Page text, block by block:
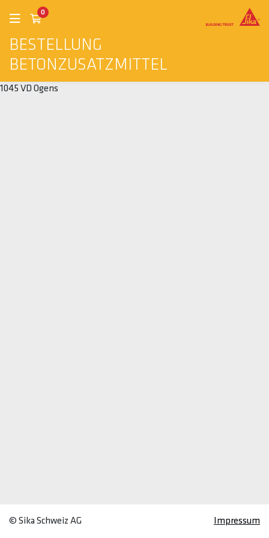
BESTELLUNG
BETONZUSATZMITTEL
0
1045 VD Ogens
© Sika Schweiz AG Impressum